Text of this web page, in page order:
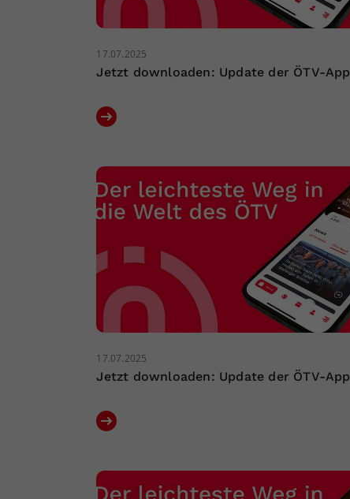
17.07.2025
Jetzt downloaden: Update der ÖTV-App
17.07.2025
Jetzt downloaden: Update der ÖTV-App